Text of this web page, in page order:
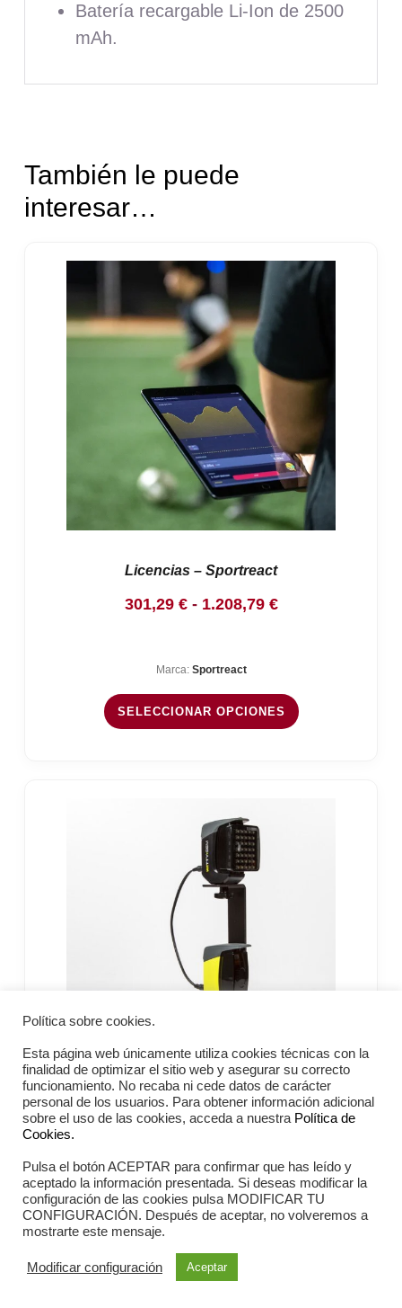
Batería recargable Li-Ion de 2500
mAh.
También le puede
interesar…
Licencias – Sportreact
301,29 € - 1.208,79 €Rango
301,29 €
hasta
Marca: Sportreact
SELECCIONAR OPCIONES
Witty SEM – Microgate
Marca:Microgate
Política sobre cookies.
Esta página web únicamente utiliza cookies técnicas con la
finalidad de optimizar el sitio web y asegurar su correcto
funcionamiento. No recaba ni cede datos de carácter
personal de los usuarios. Para obtener información adicional
sobre el uso de las cookies, acceda a nuestra Política de
Cookies.
Pulsa el botón ACEPTAR para confirmar que has leído y
aceptado la información presentada. Si deseas modificar la
configuración de las cookies pulsa MODIFICAR TU
CONFIGURACIÓN. Después de aceptar, no volveremos a
mostrarte este mensaje.
Modificar configuración Aceptar